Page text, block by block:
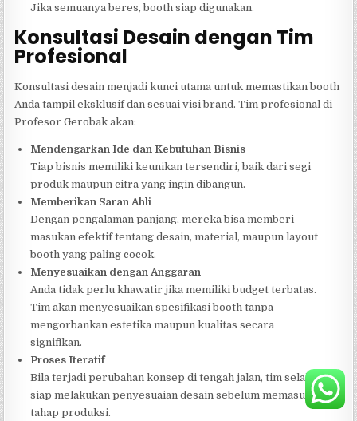
Jika semuanya beres, booth siap digunakan.
Konsultasi Desain dengan Tim
Profesional
Konsultasi desain menjadi kunci utama untuk memastikan booth
Anda tampil eksklusif dan sesuai visi brand. Tim profesional di
Profesor Gerobak akan:
Mendengarkan Ide dan Kebutuhan Bisnis
Tiap bisnis memiliki keunikan tersendiri, baik dari segi
produk maupun citra yang ingin dibangun.
Memberikan Saran Ahli
Dengan pengalaman panjang, mereka bisa memberi
masukan efektif tentang desain, material, maupun layout
booth yang paling cocok.
Menyesuaikan dengan Anggaran
Anda tidak perlu khawatir jika memiliki budget terbatas.
Tim akan menyesuaikan spesifikasi booth tanpa
mengorbankan estetika maupun kualitas secara
signifikan.
Proses Iteratif
Bila terjadi perubahan konsep di tengah jalan, tim selalu
siap melakukan penyesuaian desain sebelum memasuki
tahap produksi.